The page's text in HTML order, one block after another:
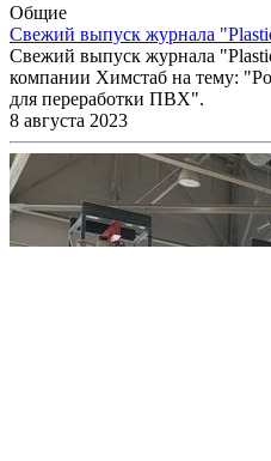
Общие
Свежий выпуск журнала
Свежий выпуск журнала
компании Химстаб на тему:
для переработки ПВХ".
8 августа 2023